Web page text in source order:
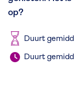
op?
Duurt
Duurt